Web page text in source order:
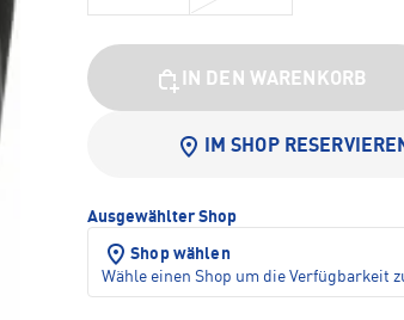
IN DEN WARENKORB
IM SHOP
Ausgewählter Shop
Shop wählen
Wähle einen Shop um die Verfügbarkeit